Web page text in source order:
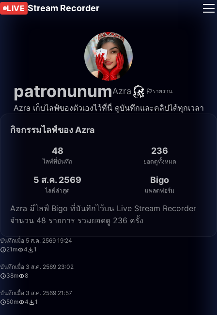
LIVE Stream Recorder
patronunumAzra รายงาน
Azra เก็บไลฟ์ของตัวเองไว้ที่นี่ ดูบันทึกและคลิปได้ทุกเวลา
กิจกรรมไลฟ์ของ Azra
48
ไลฟ์ที่บันทึก
236
ยอดดูทั้งหมด
5 ส.ค. 2569
ไลฟ์ล่าสุด
Bigo
แพลตฟอร์ม
Azra มีไลฟ์ Bigo ที่บันทึกไว้บน Live Stream Recorder
จำนวน 48 รายการ รวมยอดดู 236 ครั้ง
บันทึกเมื่อ 5 ส.ค. 2569 19:24
21m
4 1
บันทึกเมื่อ 3 ส.ค. 2569 23:02
38m
8
บันทึกเมื่อ 3 ส.ค. 2569 21:57
50m
4 1